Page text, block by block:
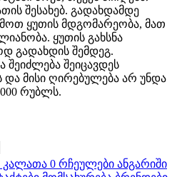
შესახებ. გადახდამდე
ყუთის მდგომარეობა, მათ
ყუთის გახსნა
გადახდის შემდეგ.
შეიცავდეს
და მისი ღირებულება არ უნდა
რუბლს.
კალათა 0 რჩეულები ანგარიში